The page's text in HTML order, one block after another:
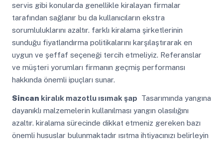
servis gibi konularda genellikle kiralayan firmalar
tarafından sağlanır bu da kullanıcıların ekstra
sorumluluklarını azaltır. farklı kiralama şirketlerinin
sunduğu fiyatlandırma politikalarını karşılaştırarak en
uygun ve şeffaf seçeneği tercih etmeliyiz. Referanslar
ve müşteri yorumları firmanın geçmiş performansı
hakkında önemli ipuçları sunar.
Sincan kiralık mazotlu ısımak şap Tasarımında yangına
dayanıklı malzemelerin kullanılması yangın olasılığını
azaltır. kiralama sürecinde dikkat etmeniz gereken bazı
önemli hususlar bulunmaktadır ısıtma ihtiyacınızı belirleyin